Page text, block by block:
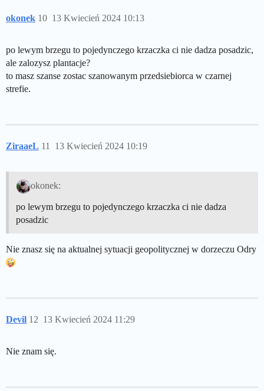
okonek 13 Kwiecień 2024 10:13
10
po lewym brzegu to pojedynczego krzaczka ci nie dadza posadzic,
ale zalozysz plantacje?
to masz szanse zostac szanowanym przedsiebiorca w czarnej
strefie.
ZiraaeL 13 Kwiecień 2024 10:19
11
okonek:
po lewym brzegu to pojedynczego krzaczka ci nie dadza
posadzic
Nie znasz się na aktualnej sytuacji geopolitycznej w dorzeczu Odry
Devil 13 Kwiecień 2024 11:29
12
Nie znam się.